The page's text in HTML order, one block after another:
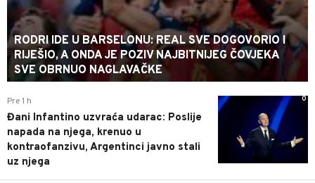
RODRI IDE U BARSELONU: REAL SVE DOGOVORIO I
RIJEŠIO, A ONDA JE POZIV NAJBITNIJEG ČOVJEKA
SVE OBRNUO NAGLAVAČKE
0
Pre 1 h
Đani Infantino uzvraća udarac: Poslije
napada na njega, krenuo u
kontraofanzivu, Argentinci javno stali
uz njega